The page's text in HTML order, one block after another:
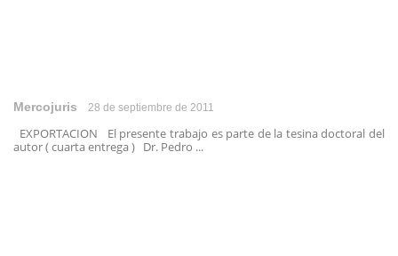
Mercojuris 28 de septiembre de 2011
EXPORTACION El presente trabajo es parte de la tesina doctoral del
autor ( cuarta entrega ) Dr. Pedro ...